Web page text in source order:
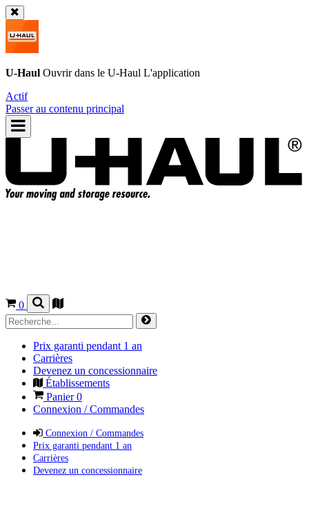
U-Haul Ouvrir dans le U-Haul L'application
Actif
Passer au contenu principal
0
Prix garanti pendant 1 an
Carrières
Devenez un concessionnaire
Établissements
Panier0
Connexion / Commandes
Connexion / Commandes
Prix garanti pendant 1 an
Carrières
Devenez un concessionnaire